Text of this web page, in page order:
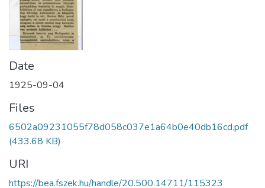
Date
1925-09-04
Files
6502a09231055f78d058c037e1a64b0e40db16cd.pdf
(433.68 KB)
URI
https://bea.fszek.hu/handle/20.500.14711/115323